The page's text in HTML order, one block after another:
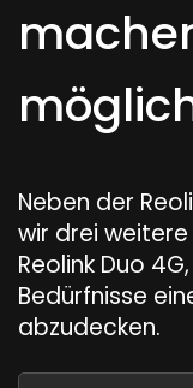
Neben der
wir drei weitere
Reolink Duo
Bedürfnisse
abzudecken.